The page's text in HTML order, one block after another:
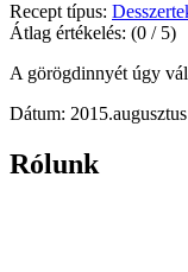
Recept típus:
Átlag értékelés: (0 / 5)
A görögdinnyét úgy
Dátum:
Rólunk